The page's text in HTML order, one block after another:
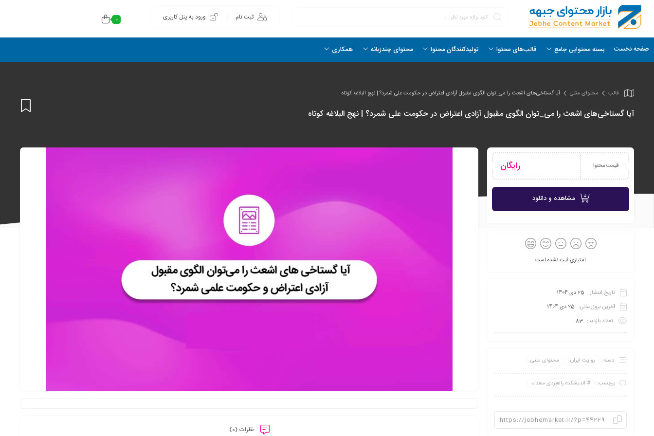
ثبت نام ورود به پنل کاربری 0
صفحه نخست بسته محتوایی جامع قالب‌های محتوا تولیدکنندگان محتوا محتوای چندزبانه همکاری
قالب محتوای متنی آیا گستاخی‌های اشعث را می_توان الگوی مقبول آزادی اعتراض در حکومت علی شمرد؟ | نهج البلاغه کوتاه
آیا گستاخی‌های اشعث را می_توان الگوی مقبول آزادی اعتراض در حکومت علی شمرد؟ | نهج البلاغه کوتاه
نظرات (0)
قیمت محتوا رایگان
مشاهده و دانلود
امتیازی ثبت نشده است
تاریخ انتشار: 25 دی 1404
آخرین بروزرسانی: 25 دی 1404
تعداد بازدید: 83
دسته: روایت ایران محتوای متنی
برچسب: اندیشکده راهبردی سعداء